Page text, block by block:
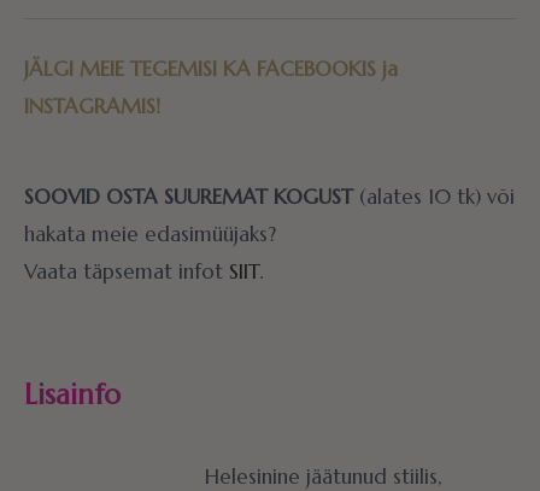
JÄLGI MEIE TEGEMISI KA FACEBOOKIS ja
INSTAGRAMIS!
SOOVID OSTA SUUREMAT KOGUST(alates 10 tk) või
hakata meie edasimüüjaks?
Vaata täpsemat infot SIIT.
Lisainfo
Helesinine jäätunud stiilis,